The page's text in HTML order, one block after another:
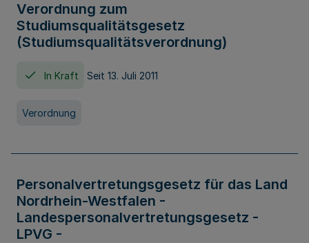
Verordnung zum
Studiumsqualitätsgesetz
(Studiumsqualitätsverordnung)
In Kraft Seit 13. Juli 2011
Verordnung
Personalvertretungsgesetz für das Land
Nordrhein-Westfalen -
Landespersonalvertretungsgesetz -
LPVG -